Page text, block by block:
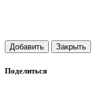
Добавить Закрыть
Поделиться